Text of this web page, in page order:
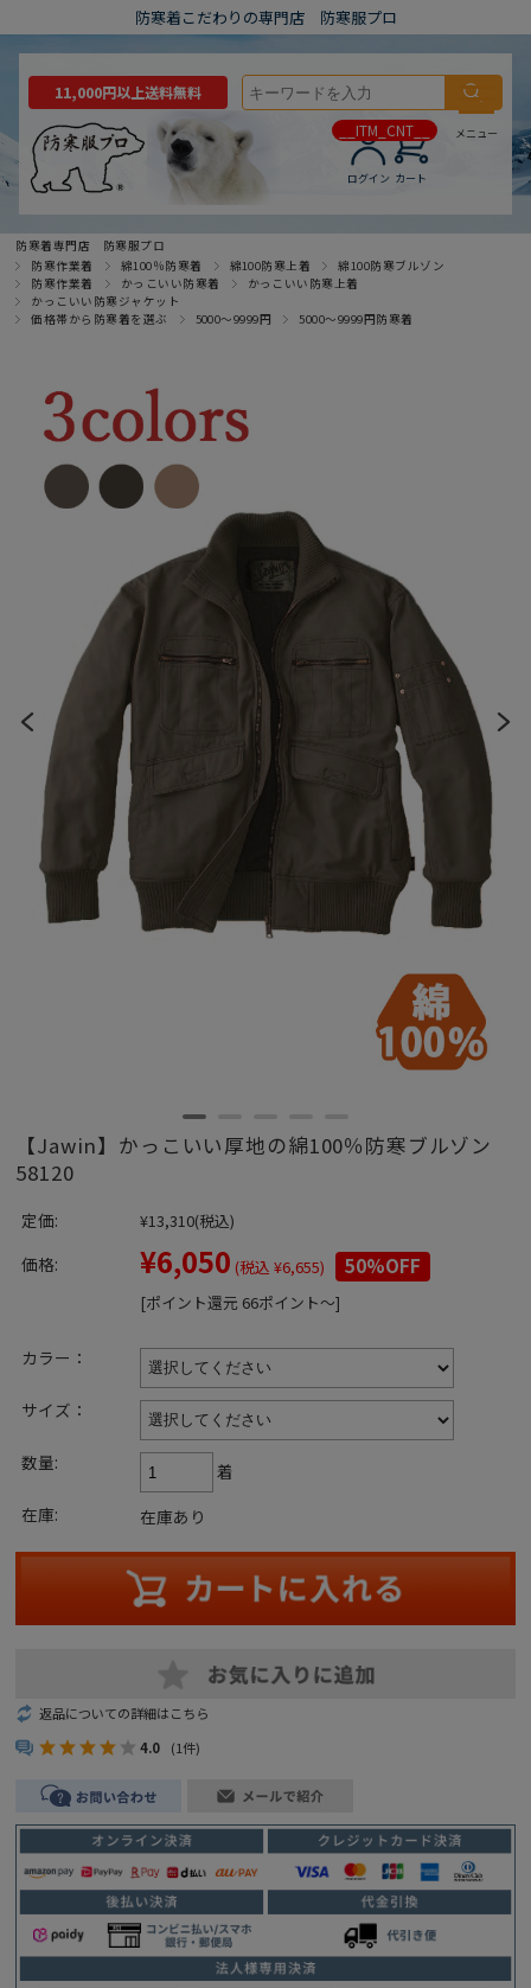
防寒着こだわりの専門店 防寒服プロ
ログイン
__ITM_CNT__
カート
メニュー
11,000円以上送料無料
防寒着専門店 防寒服プロ
防寒作業着
綿100％防寒着 綿100防寒上着
綿100防寒ブルゾン
防寒作業着
かっこいい防寒着
かっこいい防寒上着
かっこいい防寒ジャケット
価格帯から防寒着を選ぶ
5000～9999円 5000～9999円防寒着
【Jawin】かっこいい厚地の綿100％防寒ブルゾン
58120
定価: ¥13,310(税込)
価格: ¥6,050 (税込 ¥6,655) 50%OFF
[ポイント還元 66ポイント～]
カラー：
サイズ：
数量:
着
在庫:
在庫あり
返品についての詳細はこちら
4.0
(1件)